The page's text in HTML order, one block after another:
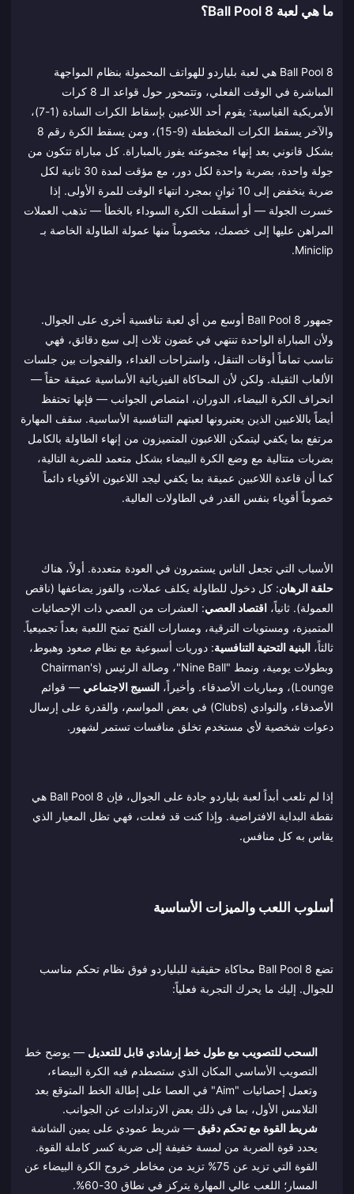
ما هي لعبة 8 Ball Pool؟
8 Ball Pool هي لعبة بلياردو للهواتف المحمولة بنظام المواجهة
المباشرة في الوقت الفعلي، وتتمحور حول قواعد الـ 8 كرات
الأمريكية القياسية: يقوم أحد اللاعبين بإسقاط الكرات السادة (1-7)،
والآخر يسقط الكرات المخططة (9-15)، ومن يسقط الكرة رقم 8
بشكل قانوني بعد إنهاء مجموعته يفوز بالمباراة. كل مباراة تتكون من
جولة واحدة، بضربة واحدة لكل دور، مع مؤقت لمدة 30 ثانية لكل
ضربة ينخفض إلى 10 ثوانٍ بمجرد انتهاء الوقت للمرة الأولى. إذا
خسرت الجولة — أو أسقطت الكرة السوداء بالخطأ — تذهب العملات
المراهن عليها إلى خصمك، مخصوماً منها عمولة الطاولة الخاصة بـ
Miniclip.
جمهور 8 Ball Pool أوسع من أي لعبة تنافسية أخرى على الجوال.
ولأن المباراة الواحدة تنتهي في غضون ثلاث إلى سبع دقائق، فهي
تناسب تماماً أوقات التنقل، واستراحات الغداء، والفجوات بين جلسات
الألعاب الثقيلة. ولكن لأن المحاكاة الفيزيائية الأساسية عميقة حقاً —
انحراف الكرة البيضاء، الدوران، امتصاص الجوانب — فإنها تحتفظ
أيضاً باللاعبين الذين يعتبرونها لعبتهم التنافسية الأساسية. سقف المهارة
مرتفع بما يكفي ليتمكن اللاعبون المتميزون من إنهاء الطاولة بالكامل
بضربات متتالية مع وضع الكرة البيضاء بشكل متعمد للضربة التالية،
كما أن قاعدة اللاعبين عميقة بما يكفي ليجد اللاعبون الأقوياء دائماً
خصوماً أقوياء بنفس القدر في الطاولات العالية.
الأسباب التي تجعل الناس يستمرون في العودة متعددة. أولاً، هناك
حلقة الرهان: كل دخول للطاولة يكلف عملات، والفوز يضاعفها (ناقص
العمولة). ثانياً، اقتصاد العصي: العشرات من العصي ذات الإحصائيات
المتميزة، ومستويات الترقية، ومسارات الفتح تمنح اللعبة بعداً تجميعياً.
ثالثاً، البنية التحتية التنافسية: دوريات أسبوعية مع نظام صعود وهبوط،
وبطولات يومية، ونمط "Nine Ball"، وصالة الرئيس (Chairman's
Lounge)، ومباريات الأصدقاء. وأخيراً،
النسيج الاجتماعي — قوائم
الأصدقاء، والنوادي (Clubs) في بعض المواسم، والقدرة على إرسال
دعوات شخصية لأي مستخدم تخلق منافسات تستمر لشهور.
إذا لم تلعب أبداً لعبة بلياردو جادة على الجوال، فإن 8 Ball Pool هي
نقطة البداية الافتراضية. وإذا كنت قد فعلت، فهي تظل المعيار الذي
يقاس به كل منافس.
أسلوب اللعب والميزات الأساسية
تضع 8 Ball Pool محاكاة حقيقية للبلياردو فوق نظام تحكم مناسب
للجوال. إليك ما يحرك التجربة فعلياً:
السحب للتصويب مع طول خط إرشادي قابل للتعديل — يوضح خط
التصويب الأساسي المكان الذي ستصطدم فيه الكرة البيضاء،
وتعمل إحصائيات "Aim" في العصا على إطالة الخط المتوقع بعد
التلامس الأول، بما في ذلك بعض الارتدادات عن الجوانب.
شريط القوة مع تحكم دقيق — شريط عمودي على يمين الشاشة
يحدد قوة الضربة من لمسة خفيفة إلى ضربة كسر كاملة القوة.
القوة التي تزيد عن 75% تزيد من مخاطر خروج الكرة البيضاء عن
المسار؛ اللعب عالي المهارة يتركز في نطاق 30-60%.